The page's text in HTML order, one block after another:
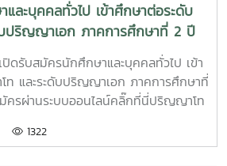
ละบุคคลทั่วไป เข้าศึกษาต่อระดับ
ปริญญาเอก ภาคการศึกษาที่ 2 ปี
ปิดรับสมัครนักศึกษาและบุคคลทั่วไป เข้า
และระดับปริญญาเอก ภาคการศึกษาที่
ครผ่านระบบออนไลน์คลิ๊กที่นี่ปริญญาโท
ญาโท1) สำเร็จการศึกษาระดับปริญญา
1322